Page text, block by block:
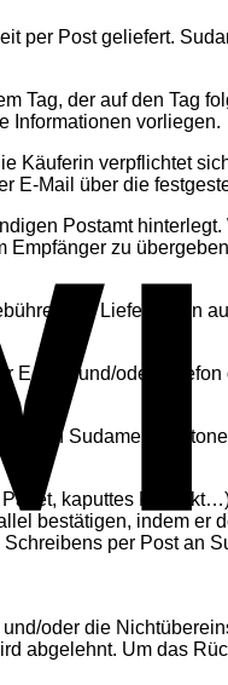
per Post geliefert.
Tag, der auf den Tag
Informationen vorliegen.
Käuferin verpflichtet
E-Mail über die
Postamt
zu
an. Lieferungen
Mail und/oder
von Sudamerica
kaputtes
bestätigen, indem er
per Post an
oder die
abgelehnt. Um das